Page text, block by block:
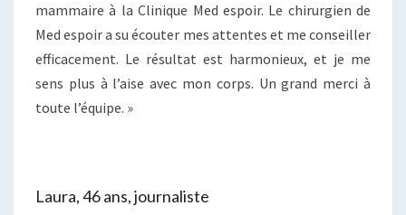
mammaire à la Clinique Med espoir. Le chirurgien de
Med espoir a su écouter mes attentes et me conseiller
efficacement. Le résultat est harmonieux, et je me
sens plus à l’aise avec mon corps. Un grand merci à
toute l’équipe. »
Laura, 46 ans, journaliste